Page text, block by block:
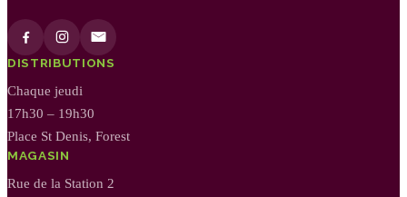
DISTRIBUTIONS
Chaque jeudi
17h30 – 19h30
Place St Denis, Forest
MAGASIN
Rue de la Station 2